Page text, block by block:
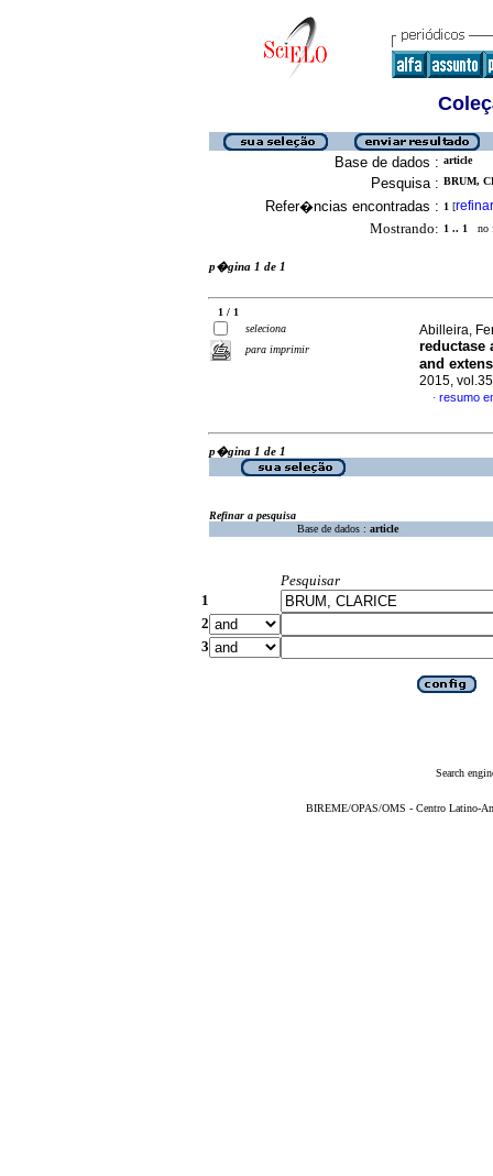
Base de dados : article
Pesquisa : BRUM,
Refer�ncias encontradas : 1 [refinar
Mostrando: 1 .. 1 no
p�gina 1 de 1
1 / 1
seleciona
para imprimir
Abilleira,
reductase
and
2015,
· resumo
p�gina 1 de 1
Refinar a pesquisa
Base de dados : article
Pesquisar
1
2
3
Search
BIREME/OPAS/OMS - Centro Latino-